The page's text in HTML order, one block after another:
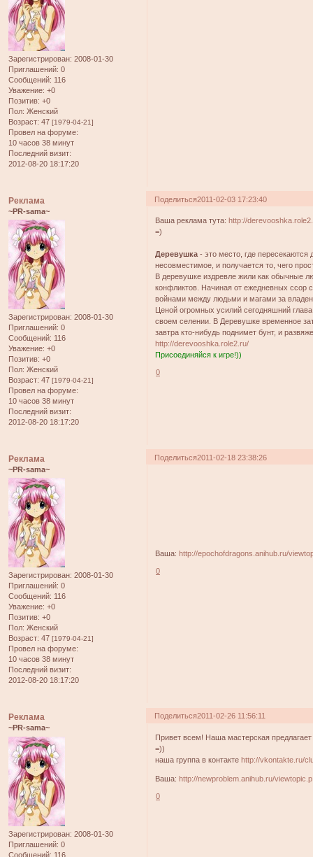
Зарегистрирован: 2008-01-30
Приглашений: 0
Сообщений: 116
Уважение: +0
Позитив: +0
Пол: Женский
Возраст: 47 [1979-04-21]
Провел на форуме:
10 часов 38 минут
Последний визит:
2012-08-20 18:17:20
Поделиться2011-02-03 17:23:40
Реклама
~PR-sama~
Зарегистрирован: 2008-01-30
Приглашений: 0
Сообщений: 116
Уважение: +0
Позитив: +0
Пол: Женский
Возраст: 47 [1979-04-21]
Провел на форуме:
10 часов 38 минут
Последний визит:
2012-08-20 18:17:20
Ваша реклама тута:http://
=)
Деревушка - это место, где
несовместимое, и получается то, чего
В деревушке издревле жили как обычные
конфликтов. Начиная от ежедневных ссор
войнами между людьми и магами за
Ценой огромных усилий сегодняшний
своем селении. В Деревушке временное
завтра кто-нибудь поднимет бунт, и
http://derevooshka.role2.ru/
Присоединяйся к игре!))
0
Поделиться2011-02-18 23:38:26
Реклама
~PR-sama~
Зарегистрирован: 2008-01-30
Приглашений: 0
Сообщений: 116
Уважение: +0
Позитив: +0
Пол: Женский
Возраст: 47 [1979-04-21]
Провел на форуме:
10 часов 38 минут
Последний визит:
2012-08-20 18:17:20
Ваша: http://epochofdragons.anihub.ru/
0
Поделиться2011-02-26 11:56:11
Реклама
~PR-sama~
Зарегистрирован: 2008-01-30
Приглашений: 0
Сообщений: 116
Привет всем! Наша мастерская
=))
наша группа в контактеhttp://vkontakte.ru/
Ваша:http://newproblem.anihub.ru/viewtopic.p
0